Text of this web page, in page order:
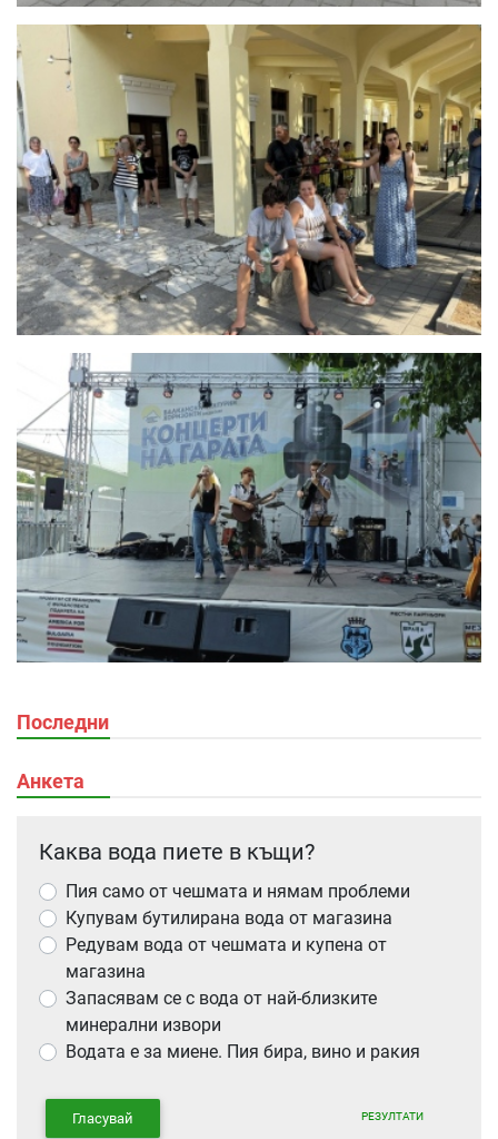
Последни
Анкета
Каква вода пиете в къщи?
Пия само от чешмата и нямам проблеми
Купувам бутилирана вода от магазина
Редувам вода от чешмата и купена от
магазина
Запасявам се с вода от най-близките
минерални извори
Водата е за миене. Пия бира, вино и ракия
Гласувай РЕЗУЛТАТИ